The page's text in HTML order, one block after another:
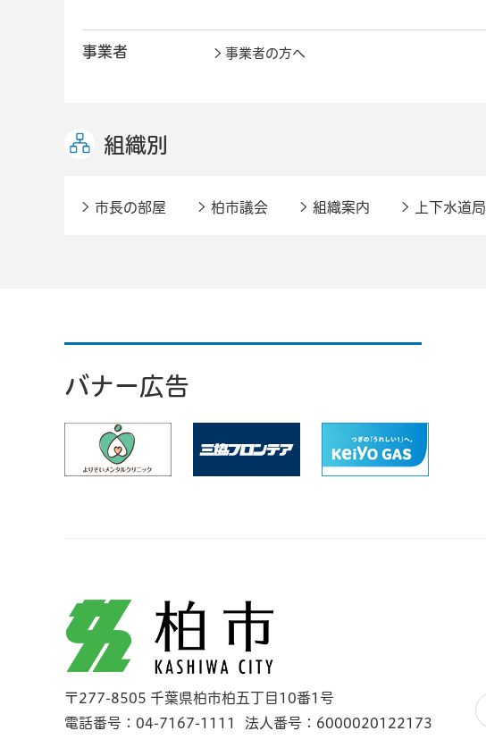
事業者 事業者の方へ
組織別
市長の部屋 柏市議会 組織案内 上下水道局
バナー広告
柏市
〒277-8505 千葉県柏市柏五丁目10番1号
電話番号：04-7167-1111
法人番号：6000020122173